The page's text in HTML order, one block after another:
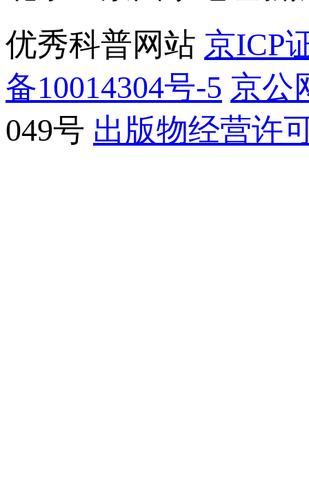
优秀科普网站 京ICP
备10014304号-5 京公
049号 出版物经营许